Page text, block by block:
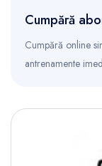
Cumpără
Cumpără online
antrenamente